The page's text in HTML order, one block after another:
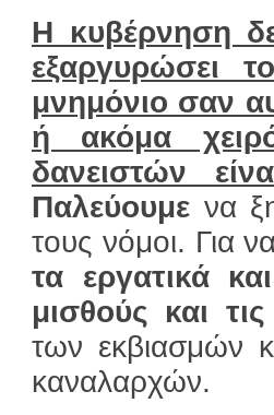
Η κυβέρνηση
εξαργυρώσει
μνημόνιο σαν
ή ακόμα
δανειστών
Παλεύουμε να
τους νόμοι. Για
τα εργατικά
μισθούς και
των εκβιασμών
καναλαρχών.